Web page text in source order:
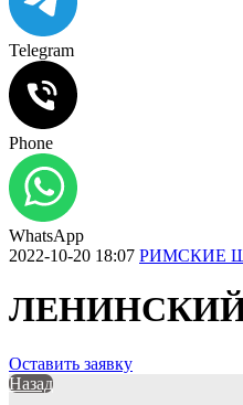
Telegram
Phone
WhatsApp
2022-10-20 18:07 РИМСКИЕ
Оставить заявку
Назад